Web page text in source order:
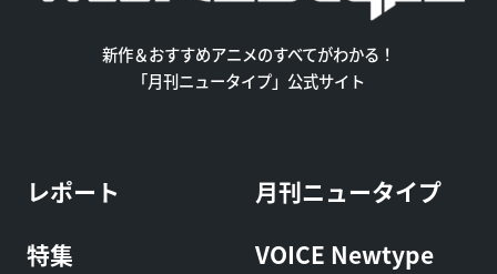
新作＆おすすめアニメのすべてがわかる！
「月刊ニュータイプ」公式サイト
レポート
特集
月刊ニュータイプ
VOICE Newtype